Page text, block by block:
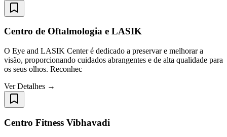
Centro de Oftalmologia e LASIK
O Eye and LASIK Center é dedicado a preservar e melhorar a
visão, proporcionando cuidados abrangentes e de alta qualidade para
os seus olhos. Reconhec
Ver Detalhes →
Centro Fitness Vibhavadi